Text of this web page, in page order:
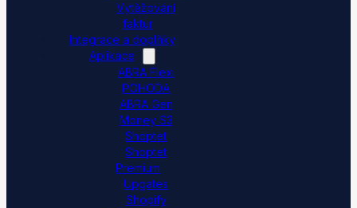
Vytěžování
faktur
Integrace a doplňky
Aplikace
ABRA Flexi
POHODA
ABRA Gen
Money S3
Shoptet
Shoptet
Premium
Upgates
Shopify